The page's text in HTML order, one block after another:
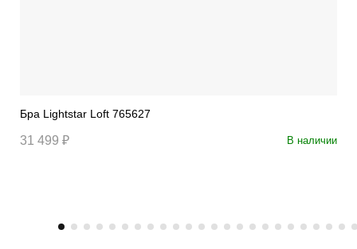
Бра Lightstar Loft 765627
31 499 ₽ В наличии